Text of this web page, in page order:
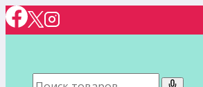
Перейти
к